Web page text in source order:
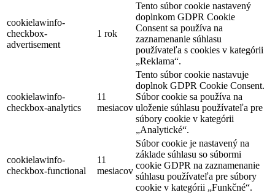
cookielawinfo-
checkbox-
advertisement
1 rok
Tento súbor cookie nastavený
doplnkom GDPR Cookie
Consent sa používa na
zaznamenanie súhlasu
používateľa s cookies v kategórii
„Reklama“.
cookielawinfo-
checkbox-analytics
11
mesiacov
Tento súbor cookie nastavuje
doplnok GDPR Cookie Consent.
Súbor cookie sa používa na
uloženie súhlasu používateľa pre
súbory cookie v kategórii
„Analytické“.
cookielawinfo-
checkbox-functional
11
mesiacov
Súbor cookie je nastavený na
základe súhlasu so súbormi
cookie GDPR na zaznamenanie
súhlasu používateľa pre súbory
cookie v kategórii „Funkčné“.